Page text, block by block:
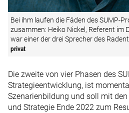
Bei ihm laufen die Fäden des SUMP-
zusammen: Heiko Nickel, Referent im
war einer der drei Sprecher des
privat
Die zweite von vier Phasen des
Strategieentwicklung, ist
Szenarienbildung und soll mit
und Strategie Ende 2022 zum